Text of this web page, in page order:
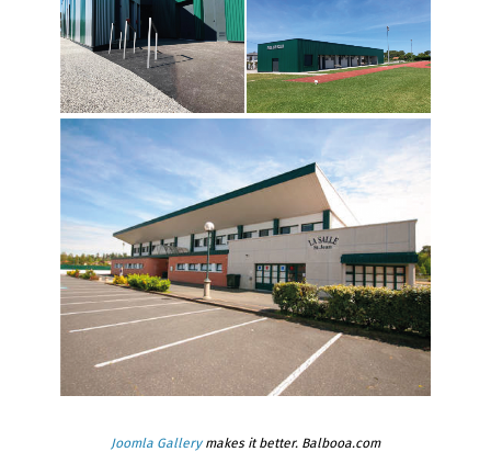
Joomla Gallerymakes it better. Balbooa.com